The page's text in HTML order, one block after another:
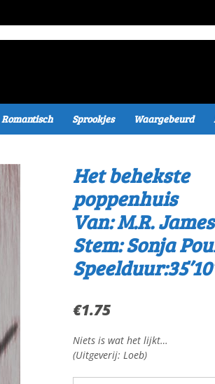
Romantisch Sprookjes Waargebeurd
Het behekste
poppenhuis
Van: M.R. James
Stem: Sonja
€1.75
Niets is wat het lijkt…
(Uitgeverij: Loeb)